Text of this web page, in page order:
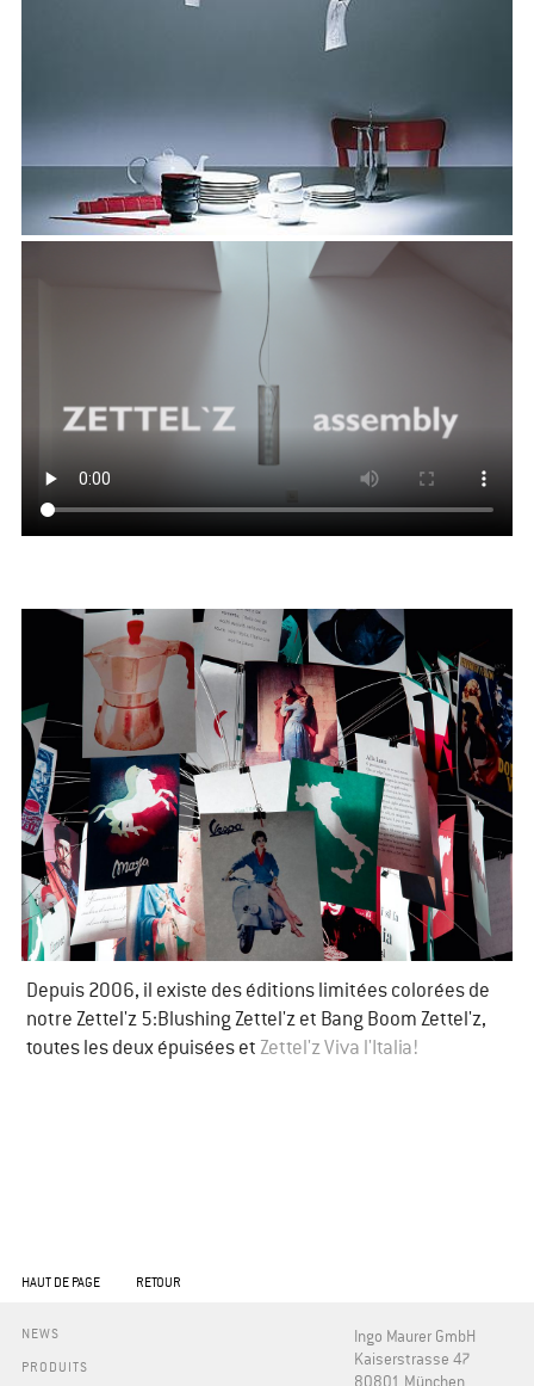
​Depuis 2006, il existe des éditions limitées colorées de
notre Zettel'z 5:Blushing Zettel'z et Bang Boom Zettel'z,
toutes les deux épuisées et Zettel'z Viva l'Italia!
HAUT DE PAGE RETOUR
NEWS
PRODUITS
Ingo Maurer GmbH
Kaiserstrasse 47